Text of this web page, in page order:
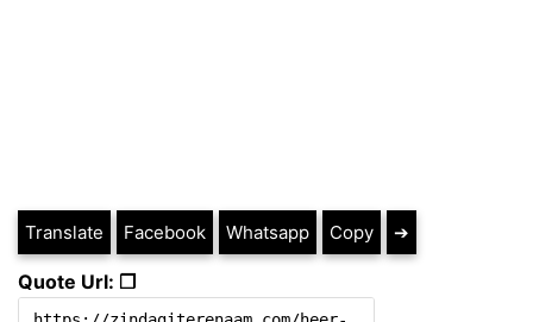
Translate Facebook Whatsapp Copy ➔
Quote Url: ❐